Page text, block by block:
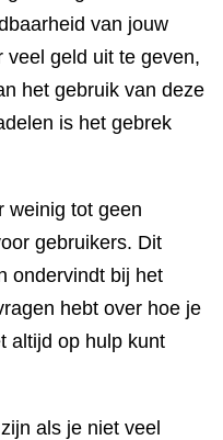
van jouw
veel geld uit te geven,
het gebruik van deze
is het gebrek
weinig tot geen
gebruikers. Dit
ondervindt bij het
hebt over hoe je
altijd op hulp kunt
als je niet veel